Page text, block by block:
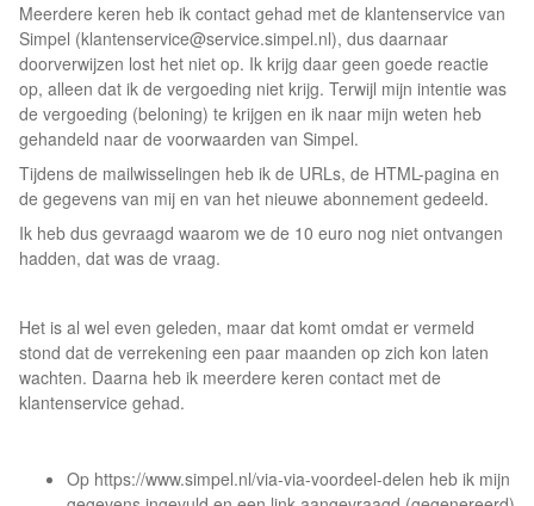
Meerdere keren heb ik contact gehad met de klantenservice van
Simpel (klantenservice@service.simpel.nl), dus daarnaar
doorverwijzen lost het niet op. Ik krijg daar geen goede reactie
op, alleen dat ik de vergoeding niet krijg. Terwijl mijn intentie was
de vergoeding (beloning) te krijgen en ik naar mijn weten heb
gehandeld naar de voorwaarden van Simpel.
Tijdens de mailwisselingen heb ik de URLs, de HTML-pagina en
de gegevens van mij en van het nieuwe abonnement gedeeld.
Ik heb dus gevraagd waarom we de 10 euro nog niet ontvangen
hadden, dat was de vraag.
Het is al wel even geleden, maar dat komt omdat er vermeld
stond dat de verrekening een paar maanden op zich kon laten
wachten. Daarna heb ik meerdere keren contact met de
klantenservice gehad.
Op https://www.simpel.nl/via-via-voordeel-delen heb ik mijn